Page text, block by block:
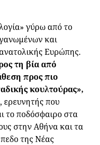
γύρω από το
και
Ευρώπης.
τη βία από
προς πιο
κουλτούρας»,
, ερευνητής που
το ποδόσφαιρο στα
στην Αθήνα και τα
της Νέας